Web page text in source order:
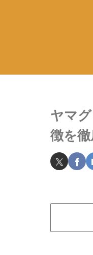
ヤマ
徴を